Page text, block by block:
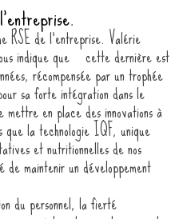
RSE de l’entreprise. Valérie
indique que « cette dernière est
récompensée par un trophée
sa forte intégration dans le
en place des innovations à
que la technologie IQF, unique
et nutritionnelles de nos
maintenir un développement
du personnel, la fierté